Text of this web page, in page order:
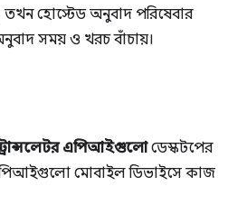
তখন হোস্টেড অনুবাদ পরিষেবার
সময় ও খরচ বাঁচায়।
এপিআইগুলোডেস্কটপের
মোবাইল ডিভাইসে কাজ